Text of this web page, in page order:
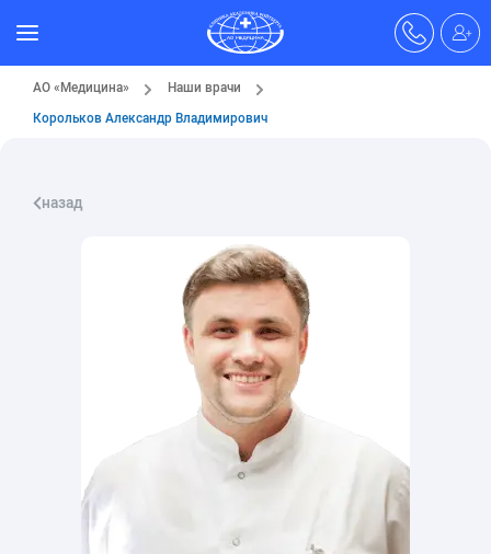
АО «Медицина»
Наши врачи
Корольков Александр Владимирович
назад